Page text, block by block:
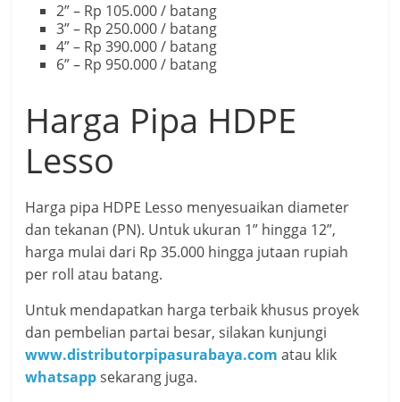
2” – Rp 105.000 / batang
3” – Rp 250.000 / batang
4” – Rp 390.000 / batang
6” – Rp 950.000 / batang
Harga Pipa HDPE
Lesso
Harga pipa HDPE Lesso menyesuaikan diameter
dan tekanan (PN). Untuk ukuran 1” hingga 12”,
harga mulai dari Rp 35.000 hingga jutaan rupiah
per roll atau batang.
Untuk mendapatkan harga terbaik khusus proyek
dan pembelian partai besar, silakan kunjungi
www.distributorpipasurabaya.com atau klik
whatsappsekarang juga.